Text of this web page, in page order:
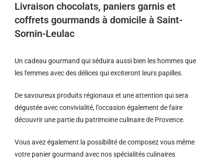
Livraison chocolats, paniers garnis et
coffrets gourmands à domicile à Saint-
Sornin-Leulac
Un cadeau gourmand qui séduira aussi bien les hommes que
les femmes avec des délices qui exciteront leurs papilles.
De savoureux produits régionaux et une attention qui sera
dégustée avec convivialité, l’occasion également de faire
découvrir une partie du patrimoine culinaire de Provence.
Vous avez également la possibilité de composez vous même
votre panier gourmand avec nos spécialités culinaires